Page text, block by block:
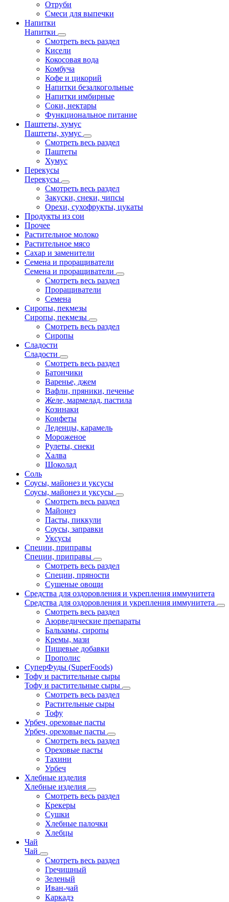
Отруби
Смеси для выпечки
Напитки
Напитки
Смотреть весь раздел
Кисели
Кокосовая вода
Комбуча
Кофе и цикорий
Напитки безалкогольные
Напитки имбирные
Соки, нектары
Функциональное питание
Паштеты, хумус
Паштеты, хумус
Смотреть весь раздел
Паштеты
Хумус
Перекусы
Перекусы
Смотреть весь раздел
Закуски, снеки, чипсы
Орехи, сухофрукты, цукаты
Продукты из сои
Прочее
Растительное молоко
Растительное мясо
Сахар и заменители
Семена и проращиватели
Семена и проращиватели
Смотреть весь раздел
Проращиватели
Семена
Сиропы, пекмезы
Сиропы, пекмезы
Смотреть весь раздел
Сиропы
Сладости
Сладости
Смотреть весь раздел
Батончики
Варенье, джем
Вафли, пряники, печенье
Желе, мармелад, пастила
Козинаки
Конфеты
Леденцы, карамель
Мороженое
Рулеты, снеки
Халва
Шоколад
Соль
Соусы, майонез и уксусы
Соусы, майонез и уксусы
Смотреть весь раздел
Майонез
Пасты, пиккули
Соусы, заправки
Уксусы
Специи, приправы
Специи, приправы
Смотреть весь раздел
Специи, пряности
Сушеные овощи
Средства для оздоровления и укрепления иммунитета
Средства для оздоровления и укрепления иммунитета
Смотреть весь раздел
Аюрведические препараты
Бальзамы, сиропы
Кремы, мази
Пищевые добавки
Прополис
СуперФуды (SuperFoods)
Тофу и растительные сыры
Тофу и растительные сыры
Смотреть весь раздел
Растительные сыры
Тофу
Урбеч, ореховые пасты
Урбеч, ореховые пасты
Смотреть весь раздел
Ореховые пасты
Тахини
Урбеч
Хлебные изделия
Хлебные изделия
Смотреть весь раздел
Крекеры
Сушки
Хлебные палочки
Хлебцы
Чай
Чай
Смотреть весь раздел
Гречишный
Зеленый
Иван-чай
Каркадэ